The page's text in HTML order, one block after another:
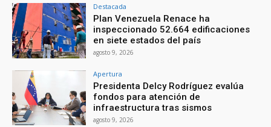
Destacada
Plan Venezuela Renace ha
inspeccionado 52.664 edificaciones
en siete estados del país
agosto 9, 2026
Apertura
Presidenta Delcy Rodríguez evalúa
fondos para atención de
infraestructura tras sismos
agosto 9, 2026